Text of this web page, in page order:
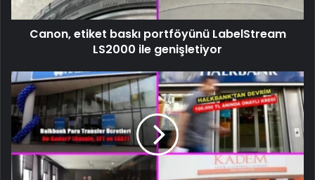
Canon, etiket baskı portföyünü LabelStream
LS2000 ile genişletiyor